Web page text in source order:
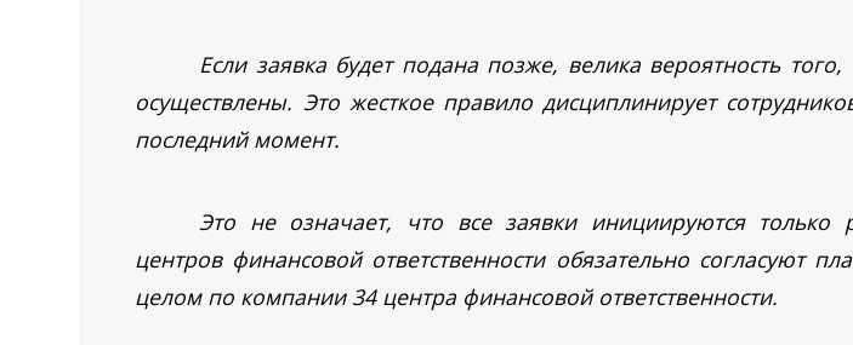
Если заявка будет подана позже, велика вероятность
осуществлены. Это жесткое правило дисциплинирует
последний момент.
Это не означает, что все заявки инициируются
центров финансовой ответственности обязательно согласуют
целом по компании 34 центра финансовой ответственности.